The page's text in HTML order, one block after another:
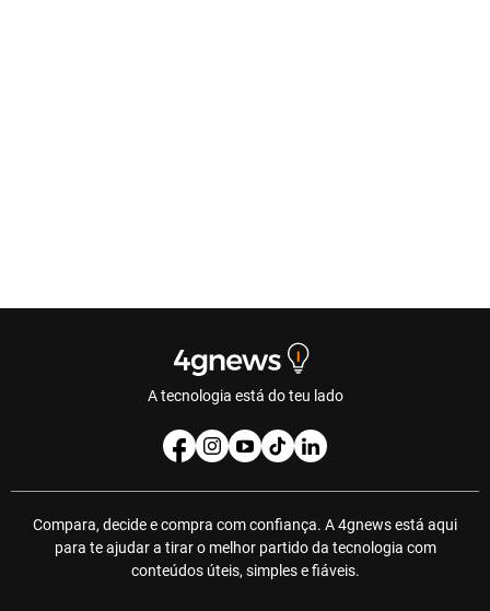
A tecnologia está do teu lado
Compara, decide e compra com confiança. A 4gnews está aqui
para te ajudar a tirar o melhor partido da tecnologia com
conteúdos úteis, simples e fiáveis.